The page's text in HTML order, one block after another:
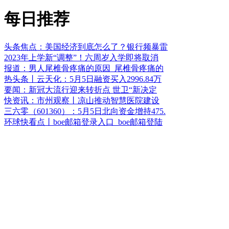
每日推荐
头条焦点：美国经济到底怎么了？银行频暴雷
2023年上学新“调整”！六周岁入学即将取消
报道：男人尾椎骨疼痛的原因_尾椎骨疼痛的
热头条丨云天化：5月5日融资买入2996.84万
要闻：新冠大流行迎来转折点 世卫“新决定
快资讯：市州观察丨凉山推动智慧医院建设
三六零（601360）：5月5日北向资金增持475.
环球快看点丨boe邮箱登录入口_boe邮箱登陆